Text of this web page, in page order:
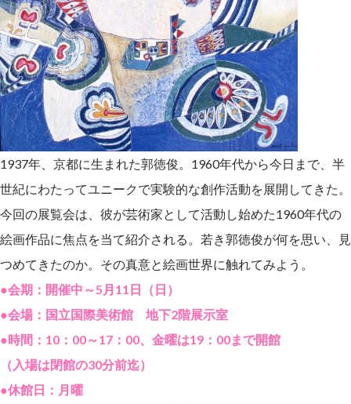
1937年、京都に生まれた郭徳俊。1960年代から今日まで、半
世紀にわたってユニークで実験的な創作活動を展開してきた。
今回の展覧会は、彼が芸術家として活動し始めた1960年代の
絵画作品に焦点を当て紹介される。若き郭徳俊が何を思い、見
つめてきたのか。その真意と絵画世界に触れてみよう。
●会期：開催中～5月11日（日）
●会場：国立国際美術館 地下2階展示室
●時間：10：00～17：00、金曜は19：00まで開館
（入場は閉館の30分前迄）
●休館日：月曜